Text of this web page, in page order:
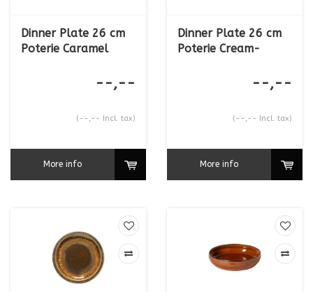
Dinner Plate 26 cm
Poterie Caramel
--,--
(--,-- Incl. tax)
More info
Dinner Plate 26 cm
Poterie Cream-
--,--
(--,-- Incl. tax)
More info